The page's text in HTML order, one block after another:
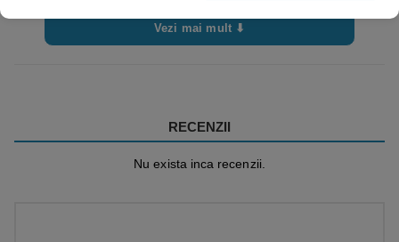
Vezi mai mult ⬇
RECENZII
Nu exista inca recenzii.